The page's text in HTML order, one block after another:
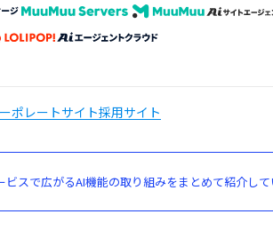
ポレートサイト採用サイト
スで広がるAI機能の取り組みをまとめて紹介し